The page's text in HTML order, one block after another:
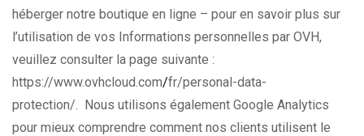
héberger notre boutique en ligne – pour en savoir plus sur
l’utilisation de vos Informations personnelles par OVH,
veuillez consulter la page suivante :
https://www.ovhcloud.com/fr/personal-data-
protection/. Nous utilisons également Google Analytics
pour mieux comprendre comment nos clients utilisent le